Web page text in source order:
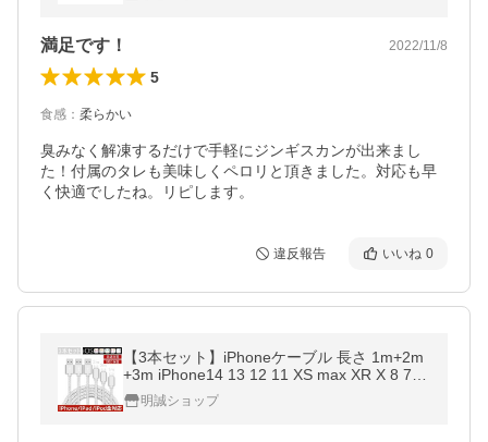
満足です！ 2022/11/8
5
食感 ： 柔らかい
臭みなく解凍するだけで手軽にジンギスカンが出来まし
た！付属のタレも美味しくペロリと頂きました。対応も早
く快適でしたね。リピします。
違反報告 いいね 0
【3本セット】iPhoneケーブル 長さ 1m+2m
+3m iPhone14 13 12 11 XS max XR X 8 7
急速充電 充電器 データ伝送 USBケーブル iP
ad用【PL保険加入済み製品・安心】
明誠ショップ